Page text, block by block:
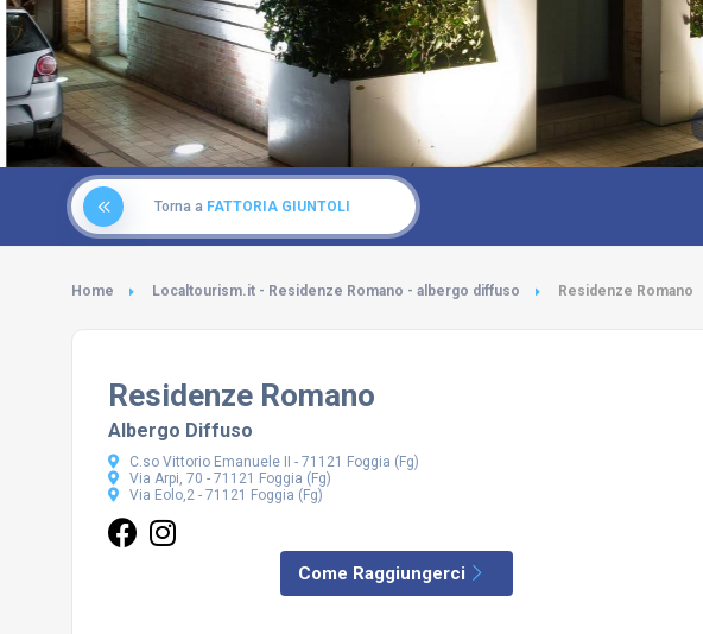
Torna a FATTORIA GIUNTOLI
Home Localtourism.it - Residenze Romano - albergo diffuso Residenze Romano
Residenze Romano
Albergo Diffuso
C.so Vittorio Emanuele II - 71121 Foggia (Fg)
Via Arpi, 70 - 71121 Foggia (Fg)
Via Eolo,2 - 71121 Foggia (Fg)
Come Raggiungerci